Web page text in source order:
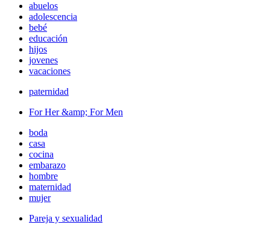
abuelos
adolescencia
bebé
educación
hijos
jovenes
vacaciones
paternidad
For Her &amp; For Men
boda
casa
cocina
embarazo
hombre
maternidad
mujer
Pareja y sexualidad